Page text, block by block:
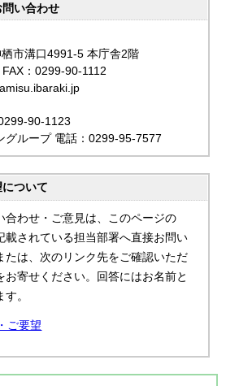
問い合わせ
市溝口4991-5 本庁舎2階
：0299-90-1112
90-1123
グループ 電話：0299-95-7577
ついて
合わせ・ご意見は、このページの
載されている担当部署へ直接お問い
たは、次のリンク先をご確認いただ
お寄せください。回答にはお名前と
。
ご要望